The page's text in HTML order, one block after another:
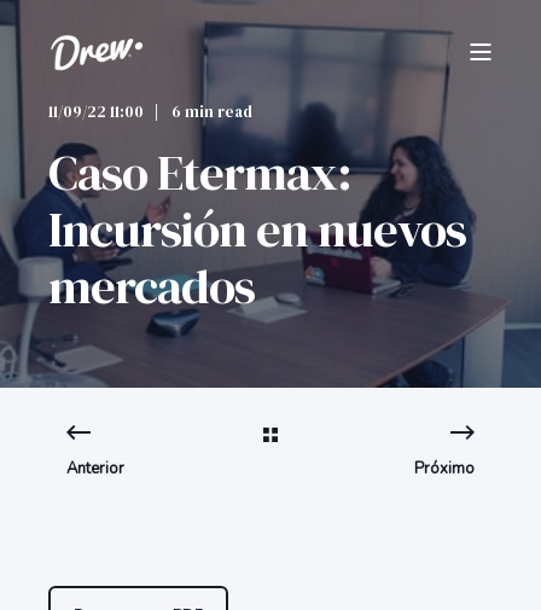
11/09/22 11:00 6 min read
Caso Etermax:
Incursión en nuevos
mercados
Anterior Próximo